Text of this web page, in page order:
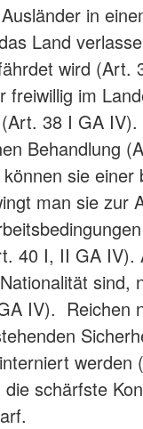
in
Land
wird (Art.
freiwillig im
38 I GA
Behandlung
sie
man sie zur
40 I, II GA IV).
sind,
IV). Reichen
die schärfste